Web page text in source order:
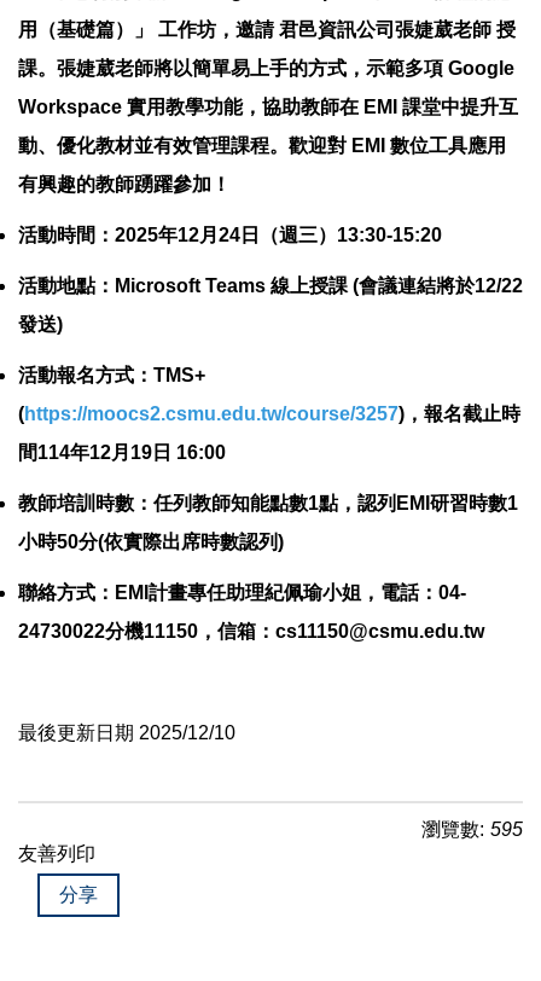
用（基礎篇）」 工作坊，邀請 君邑資訊公司張婕葳老師 授
課。張婕葳老師將以簡單易上手的方式，示範多項 Google
Workspace 實用教學功能，協助教師在 EMI 課堂中提升互
動、優化教材並有效管理課程。歡迎對 EMI 數位工具應用
有興趣的教師踴躍參加！
活動時間：2025年12月24日（週三）13:30-15:20
活動地點：Microsoft Teams 線上授課 (會議連結將於12/22
發送)
活動報名方式：TMS+
(https://moocs2.csmu.edu.tw/course/3257)，報名截止時
間114年12月19日 16:00
教師培訓時數：任列教師知能點數1點，認列EMI研習時數1
小時50分(依實際出席時數認列)
聯絡方式：EMI計畫專任助理紀佩瑜小姐，電話：04-
24730022分機11150，信箱： cs11150@csmu.edu.tw
最後更新日期 2025/12/10
瀏覽數: 595
友善列印
分享